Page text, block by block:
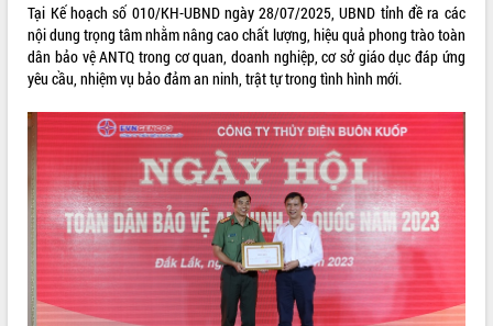
Không có file video nào để phát.
Tại Kế hoạch số 010/KH-UBND ngày 28/07/2025, UBND tỉnh đề ra các
nội dung trọng tâm nhằm nâng cao chất lượng, hiệu quả phong trào toàn
dân bảo vệ ANTQ trong cơ quan, doanh nghiệp, cơ sở giáo dục đáp ứng
yêu cầu, nhiệm vụ bảo đảm an ninh, trật tự trong tình hình mới.